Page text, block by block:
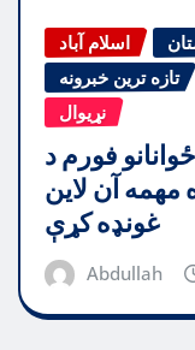
اسلام آباد
تازه ترین خبرونه
نړیوال
فورم د
مهمه آن لاین
غونډه کړې
Abdullah